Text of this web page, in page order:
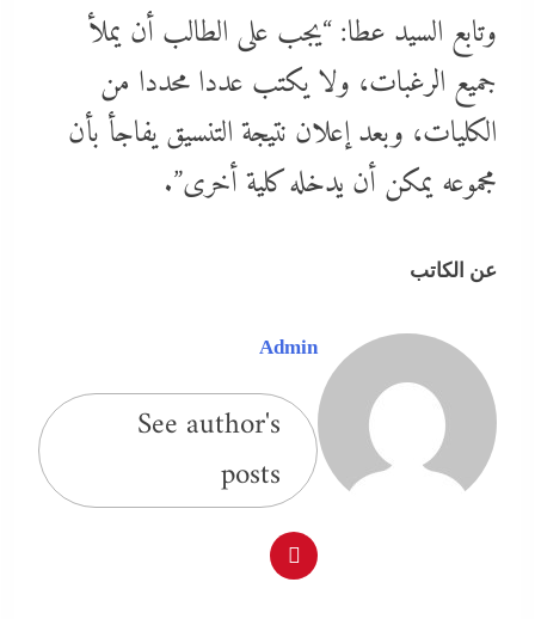
وتابع السيد عطا: “يجب على الطالب أن يملأ
جميع الرغبات، ولا يكتب عددا محددا من
الكليات، وبعد إعلان نتيجة التنسيق يفاجأ بأن
مجموعه يمكن أن يدخله كلية أخرى”.
عن الكاتب
Admin
See author's
posts